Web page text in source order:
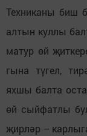
Техниканы биш
алтын куллы
матур өй
гына түгел,
яхшы балта
өй сыйфатлы
җирләр –